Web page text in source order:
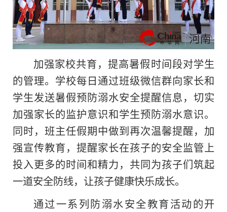
加强家校共育，提高暑假时间段对学生
的管理。学校每日通过班级微信群向家长和
学生发送暑假预防溺水安全提醒信息，切实
加强家长的监护意识和学生预防溺水意识。
同时，班主任假期中做到再次温馨提醒，加
强宣传教育，提醒家长在孩子的安全监管上
投入更多的时间和精力，共同为孩子们筑起
一道安全防线，让孩子健康快乐成长。
通过一系列防溺水安全教育活动的开